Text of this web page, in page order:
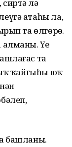
лә
атаһы ла,
та өлгөрҙө.
Үҙе
та
ҡайғыһы юҡ
башланы.